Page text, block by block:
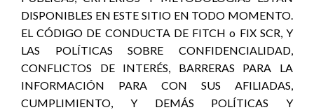
DISPONIBLES EN ESTE SITIO EN TODO MOMENTO.
EL CÓDIGO DE CONDUCTA DE FITCH o FIX SCR, Y
LAS POLÍTICAS SOBRE CONFIDENCIALIDAD,
CONFLICTOS DE INTERÉS, BARRERAS PARA LA
INFORMACIÓN PARA CON SUS AFILIADAS,
CUMPLIMIENTO, Y DEMÁS POLÍTICAS Y